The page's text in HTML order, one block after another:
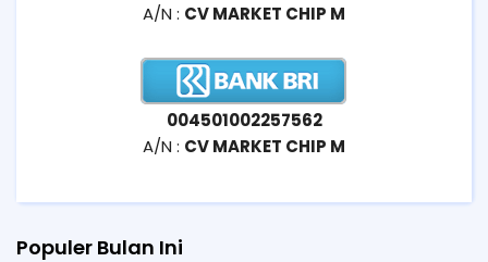
A/N : CV MARKET CHIP M
004501002257562
A/N : CV MARKET CHIP M
Populer Bulan Ini